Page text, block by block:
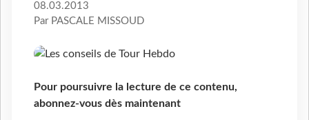
08.03.2013
Par PASCALE MISSOUD
Pour poursuivre la lecture de ce contenu,
abonnez-vous dès maintenant